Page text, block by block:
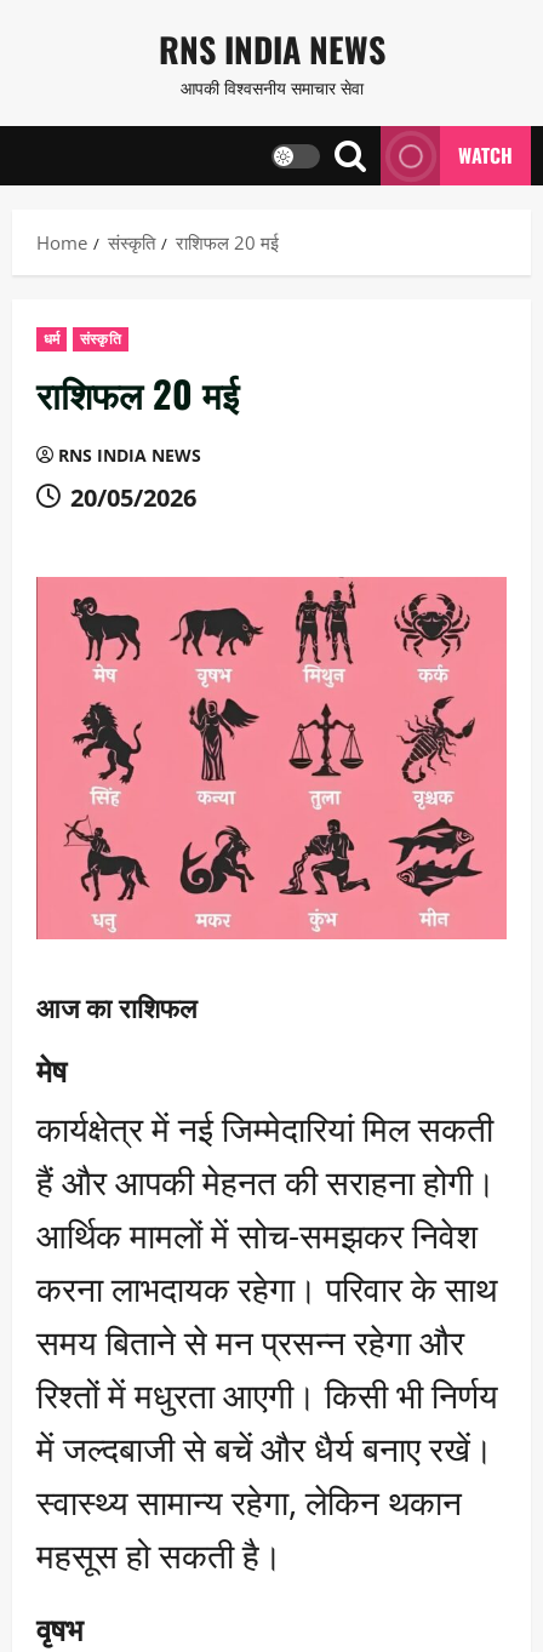
content
RNS INDIA NEWS
आपकी विश्वसनीय समाचार सेवा
WATCH
Home संस्कृति राशिफल 20 मई
धर्म संस्कृति
राशिफल 20 मई
RNS INDIA NEWS
20/05/2026
आज का राशिफल
मेष
कार्यक्षेत्र में नई जिम्मेदारियां मिल सकती
हैं और आपकी मेहनत की सराहना होगी।
आर्थिक मामलों में सोच-समझकर निवेश
करना लाभदायक रहेगा। परिवार के साथ
समय बिताने से मन प्रसन्न रहेगा और
रिश्तों में मधुरता आएगी। किसी भी निर्णय
में जल्दबाजी से बचें और धैर्य बनाए रखें।
स्वास्थ्य सामान्य रहेगा, लेकिन थकान
महसूस हो सकती है।
वृषभ